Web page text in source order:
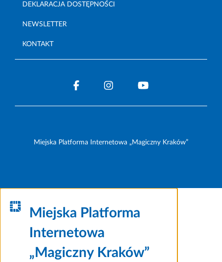
DEKLARACJA DOSTĘPNOŚCI
NEWSLETTER
KONTAKT
Miejska Platforma Internetowa „Magiczny Kraków”
Miejska Platforma
Internetowa
„Magiczny Kraków”